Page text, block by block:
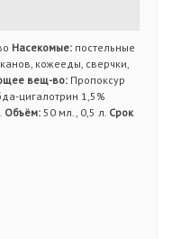
Насекомые: постельные
кожееды, сверчки,
вещ-во: Пропоксур
цигалотрин 1,5%
Объём: 50 мл., 0,5 л. Срок